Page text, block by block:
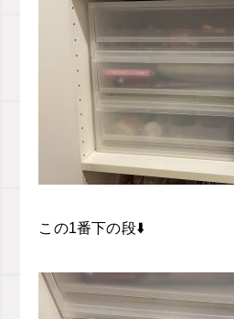
この1番下の段⬇️